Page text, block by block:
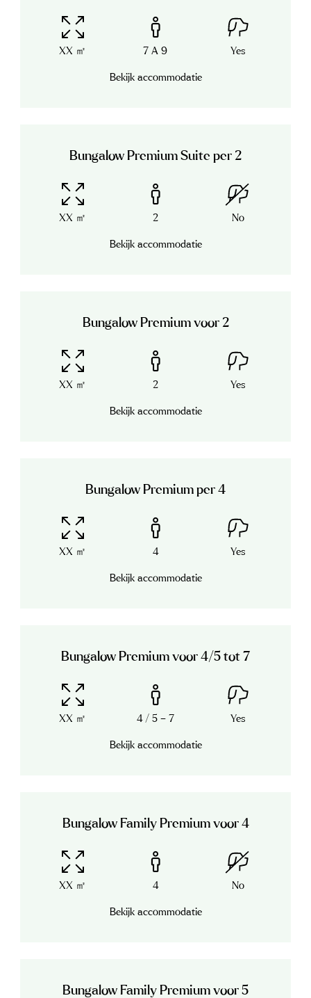
XX ㎡ 7 A 9 Yes
Bekijk accommodatie
Bungalow Premium Suite per 2
XX ㎡ 2 No
Bekijk accommodatie
Bungalow Premium voor 2
XX ㎡ 2 Yes
Bekijk accommodatie
Bungalow Premium per 4
XX ㎡ 4 Yes
Bekijk accommodatie
Bungalow Premium voor 4/5 tot 7
XX ㎡ 4 / 5 – 7 Yes
Bekijk accommodatie
Bungalow Family Premium voor 4
XX ㎡ 4 No
Bekijk accommodatie
Bungalow Family Premium voor 5